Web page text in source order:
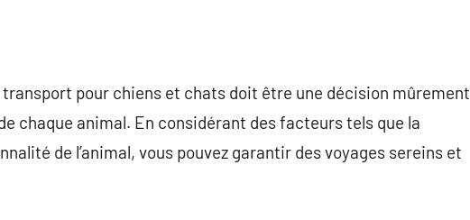
pour chiens et chats doit être une décision mûrement
chaque animal. En considérant des facteurs tels que la
de l’animal, vous pouvez garantir des voyages sereins et